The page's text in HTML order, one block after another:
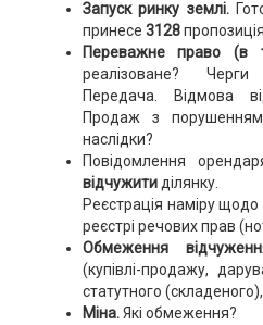
Запуск ринку землі.
принесе 3128
Переважне право
реалізоване?
Передача. Відмова
Продаж з
наслідки?
Повідомлення
відчужитиділянку.
Реєстрація наміру
реєстрі речових прав
Обмеження
(купівлі-продажу,
статутного
Міна.Які обмеження?